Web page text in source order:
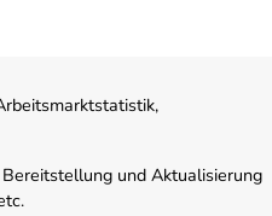
und Aktualisierung